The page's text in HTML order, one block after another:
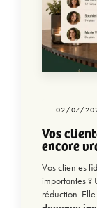
02/07/
Vos
encore
Vos clientes
importantes ?
réduction.